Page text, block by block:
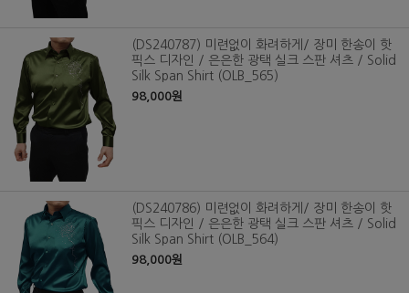
(DS240787) 미련없이 화려하게/ 장미 한송이 핫
픽스 디자인 / 은은한 광택 실크 스판 셔츠 / Solid
Silk Span Shirt (OLB_565)
98,000원
(DS240786) 미련없이 화려하게/ 장미 한송이 핫
픽스 디자인 / 은은한 광택 실크 스판 셔츠 / Solid
Silk Span Shirt (OLB_564)
98,000원